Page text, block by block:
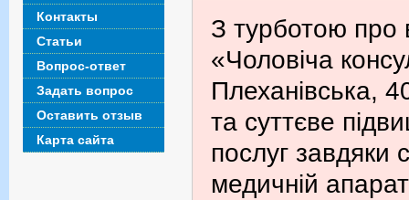
Контакты
Статьи
Вопрос-ответ
Задать вопрос
Оставить отзыв
Карта сайта
З турботою про
«Чоловіча
Плеханівська,
та суттєве
послуг завдяки
медичній